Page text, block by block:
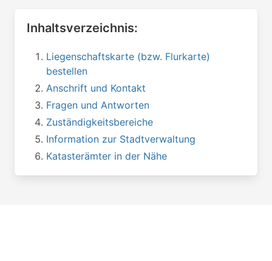
Inhaltsverzeichnis:
Liegenschaftskarte (bzw. Flurkarte)
bestellen
Anschrift und Kontakt
Fragen und Antworten
Zuständigkeitsbereiche
Information zur Stadtverwaltung
Katasterämter in der Nähe